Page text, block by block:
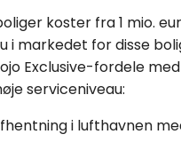
koster fra 1 mio.
i markedet for disse
Exclusive-fordele
serviceniveau:
i lufthavnen